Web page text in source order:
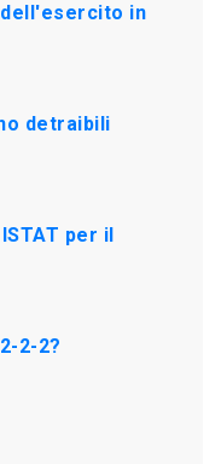
in
detraibili
per il
2-2?